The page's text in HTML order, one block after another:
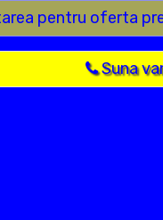
pentru oferta
Suna